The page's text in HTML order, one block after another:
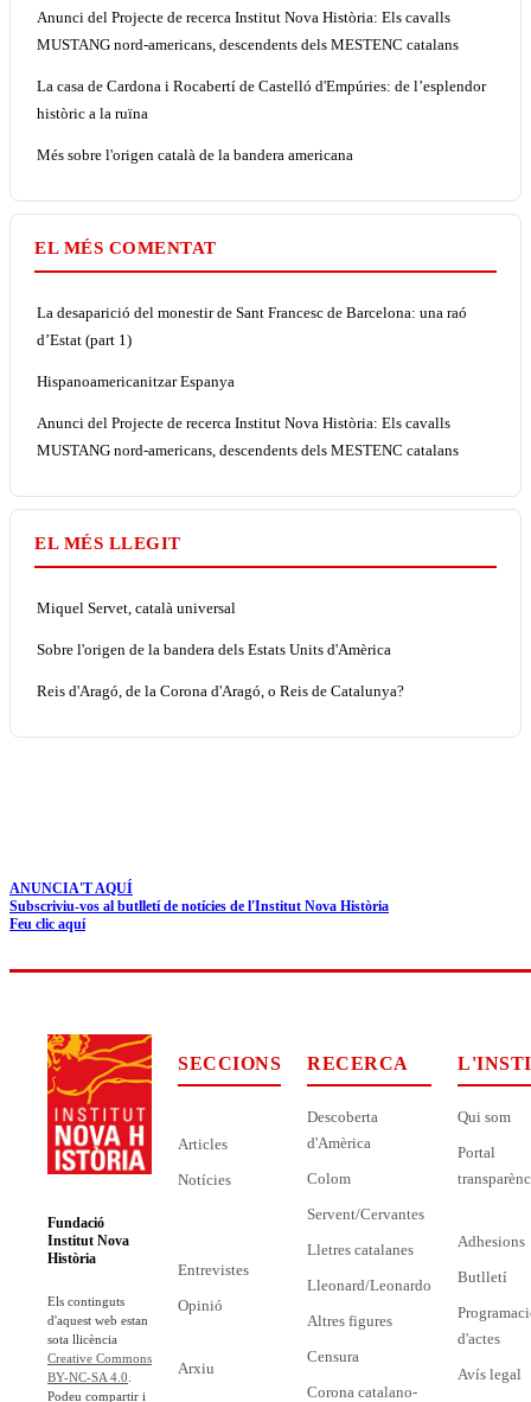
Anunci del Projecte de recerca Institut Nova Història: Els cavalls
MUSTANG nord-americans, descendents dels MESTENC catalans
La casa de Cardona i Rocabertí de Castelló d'Empúries: de l’esplendor
històric a la ruïna
Més sobre l'origen català de la bandera americana
EL MÉS COMENTAT
La desaparició del monestir de Sant Francesc de Barcelona: una raó
d’Estat (part 1)
Hispanoamericanitzar Espanya
Anunci del Projecte de recerca Institut Nova Història: Els cavalls
MUSTANG nord-americans, descendents dels MESTENC catalans
EL MÉS LLEGIT
Miquel Servet, català universal
Sobre l'origen de la bandera dels Estats Units d'Amèrica
Reis d'Aragó, de la Corona d'Aragó, o Reis de Catalunya?
ANUNCIA'T AQUÍ
Subscriviu-vos al butlletí de notícies de l'Institut Nova Història
Feu clic aquí
Fundació
Institut Nova
Història
Els continguts
d'aquest web estan
sota llicència
Creative Commons
BY-NC-SA 4.0
Podeu compartir i
SECCIONS
Articles
Notícies
Entrevistes
Opinió
Arxiu
RECERCA
Descoberta
d'Amèrica
Colom
Servent/Cervantes
Lletres catalanes
Lleonard/Leonardo
Altres figures
Censura
Corona catalano-
Qui som
Portal
Adhesions
Butlletí
d'actes
Avís legal